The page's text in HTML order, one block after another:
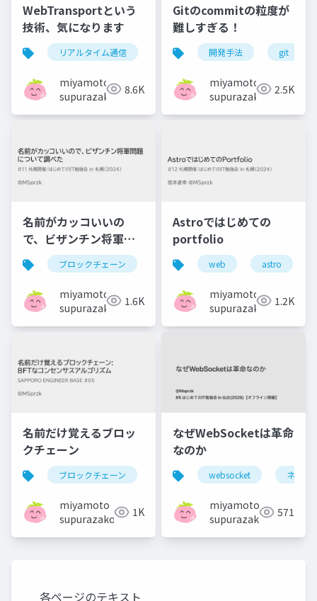
WebTransportという
技術、気になります
リアルタイム通信 ネットワーク webtransport
miyamoto
supurazako
8.6K
Gitのcommitの粒度が
難しすぎる！
開発手法 git
miyamoto
supurazako
2.5K
名前がカッコいいの
で、ビザンチン将軍問
題について調べた
ブロックチェーン
miyamoto
supurazako
1.6K
Astroではじめての
portfolio
web astro
miyamoto
supurazako
1.2K
名前だけ覚えるブロッ
クチェーン
ブロックチェーン
miyamoto
supurazako
1K
なぜWebSocketは革命
なのか
websocket ネット
miyamoto
supurazako
571
各ページのテキスト